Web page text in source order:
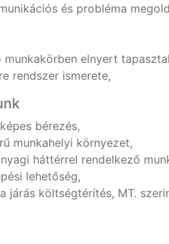
és probléma
munkakörben elnyert
rendszer ismerete,
bérezés,
munkahelyi környezet,
háttérrel rendelkező
lehetőség,
járás költségtérítés, MT.